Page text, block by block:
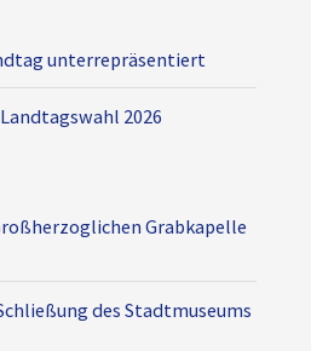
unterrepräsentiert
2026
Grabkapelle
des Stadtmuseums